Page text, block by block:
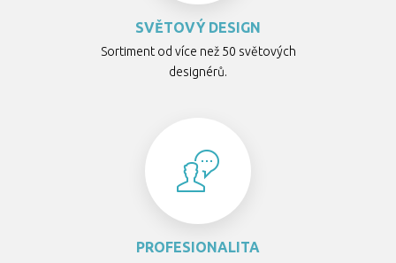
SVĚTOVÝ DESIGN
Sortiment od více než 50 světových
designérů.
PROFESIONALITA